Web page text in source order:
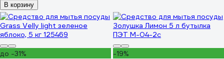
В корзину
до -31%
-19%